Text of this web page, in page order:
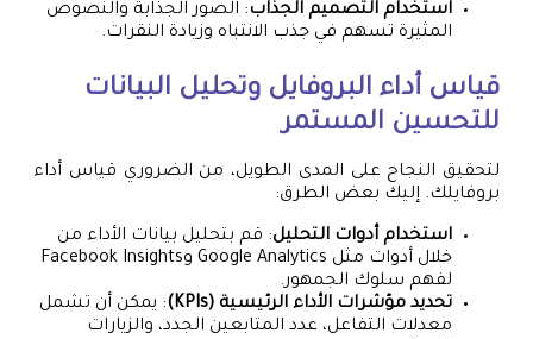
استخدام التصميم الجذاب: الصور الجذابة والنصوص
المثيرة تسهم في جذب الانتباه وزيادة النقرات.
قياس أداء البروفايل وتحليل البيانات
للتحسين المستمر
لتحقيق النجاح على المدى الطويل، من الضروري قياس أداء
بروفايلك. إليك بعض الطرق:
استخدام أدوات التحليل: قم بتحليل بيانات الأداء من
خلال أدوات مثل Google Analytics وFacebook Insights
لفهم سلوك الجمهور.
تحديد مؤشرات الأداء الرئيسية (KPIs)
: يمكن أن تشمل
معدلات التفاعل، عدد المتابعين الجدد، والزيارات